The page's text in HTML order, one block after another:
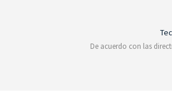
De acuerdo con las